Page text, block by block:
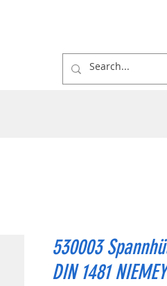
530003
DIN 1481